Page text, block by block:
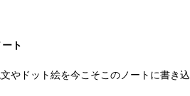
ト
やドット絵を今こそこのノートに書き込